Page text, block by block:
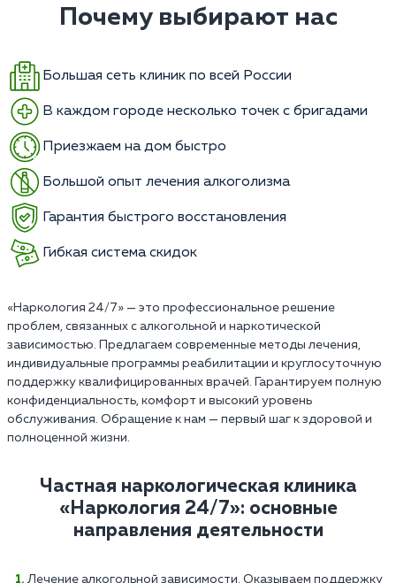
Почему выбирают нас
Большая сеть клиник по всей России
В каждом городе несколько точек с бригадами
Приезжаем на дом быстро
Большой опыт лечения алкоголизма
Гарантия быстрого восстановления
Гибкая система скидок
«Наркология 24/7» — это профессиональное решение
проблем, связанных с алкогольной и наркотической
зависимостью. Предлагаем современные методы лечения,
индивидуальные программы реабилитации и круглосуточную
поддержку квалифицированных врачей. Гарантируем полную
конфиденциальность, комфорт и высокий уровень
обслуживания. Обращение к нам — первый шаг к здоровой и
полноценной жизни.
Частная наркологическая клиника
«Наркология 24/7»: основные
направления деятельности
Лечение алкогольной зависимости. Оказываем поддержку